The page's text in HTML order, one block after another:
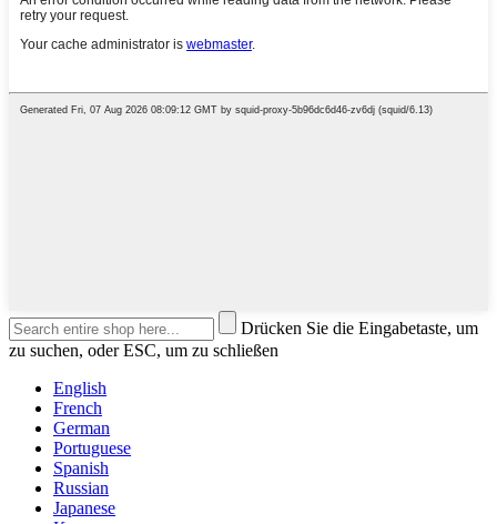
Drücken Sie die Eingabetaste, um
zu suchen, oder ESC, um zu schließen
English
French
German
Portuguese
Spanish
Russian
Japanese